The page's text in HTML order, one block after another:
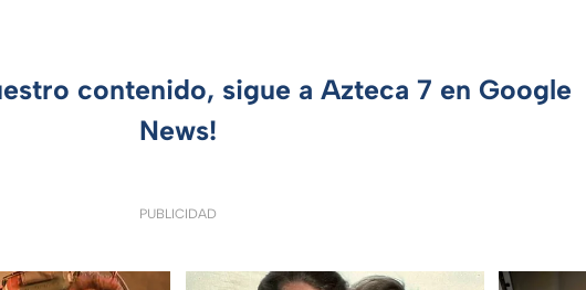
contenido, sigue a Azteca 7 en Google
News!
PUBLICIDAD